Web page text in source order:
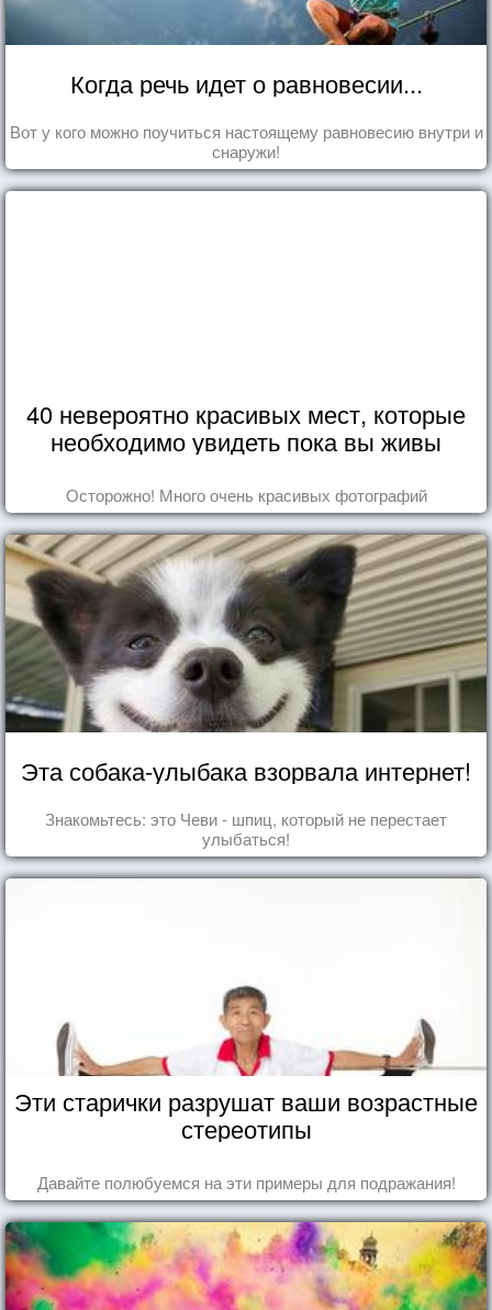
Когда речь идет о равновесии...
Вот у кого можно поучиться настоящему равновесию внутри и
снаружи!
40 невероятно красивых мест, которые
необходимо увидеть пока вы живы
Осторожно! Много очень красивых фотографий
Эта собака-улыбака взорвала интернет!
Знакомьтесь: это Чеви - шпиц, который не перестает
улыбаться!
Эти старички разрушат ваши возрастные
стереотипы
Давайте полюбуемся на эти примеры для подражания!